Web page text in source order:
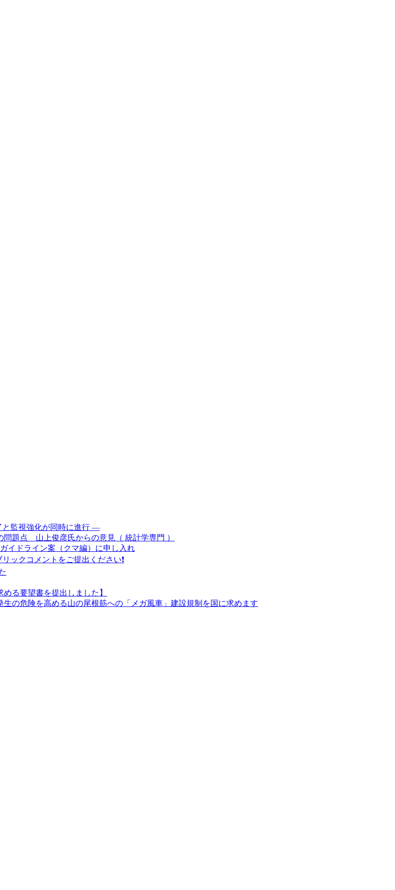
と監視強化が同時に進行 ―
題点 山上俊彦氏からの意見（ 統計学専門 ）
イドライン案（クマ編）に申し入れ
ックコメントをご提出ください❗
る要望書を提出しました】
生の危険を高める山の尾根筋への「メガ風車」建設規制を国に求めます